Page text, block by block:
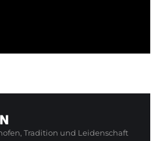
Tradition und Leidenschaft